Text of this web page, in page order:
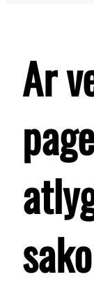
Ar